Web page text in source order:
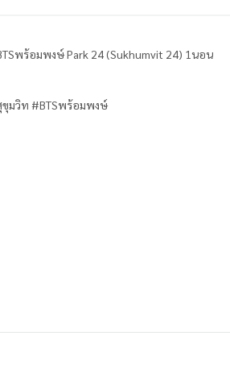
พร้อมพงษ์ Park 24 (Sukhumvit 24) 1นอน
มวิท #BTSพร้อมพงษ์